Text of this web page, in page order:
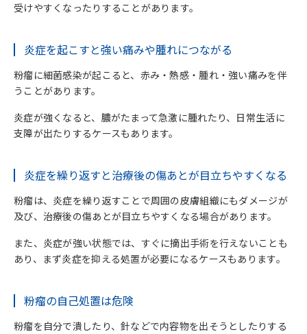
受けやすくなったりすることがあります。
炎症を起こすと強い痛みや腫れにつながる
粉瘤に細菌感染が起こると、赤み・熱感・腫れ・強い痛みを伴
うことがあります。
炎症が強くなると、膿がたまって急激に腫れたり、日常生活に
支障が出たりするケースもあります。
炎症を繰り返すと治療後の傷あとが目立ちやすくなる
粉瘤は、炎症を繰り返すことで周囲の皮膚組織にもダメージが
及び、治療後の傷あとが目立ちやすくなる場合があります。
また、炎症が強い状態では、すぐに摘出手術を行えないことも
あり、まず炎症を抑える処置が必要になるケースもあります。
粉瘤の自己処置は危険
粉瘤を自分で潰したり、針などで内容物を出そうとしたりする